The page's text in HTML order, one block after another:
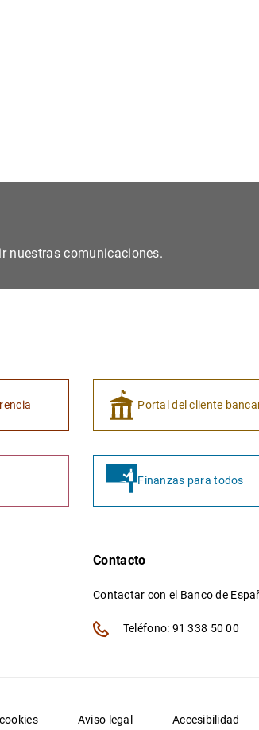
nuestras comunicaciones.
Portal del cliente
Finanzas para todos
Contacto
Contactar con el Banco de
Teléfono: 91 338 50 00
Aviso legal Accesibilidad